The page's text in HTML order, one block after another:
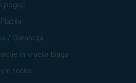
pogoji
/ Garancija
in vračila blaga
točke